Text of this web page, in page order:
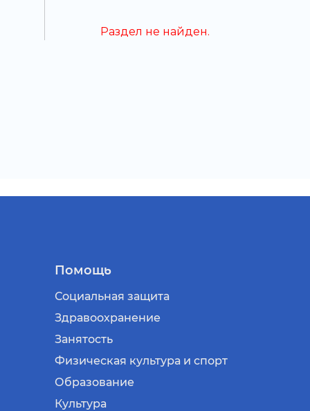
Раздел не найден.
Помощь
Социальная защита
Здравоохранение
Занятость
Физическая культура и спорт
Образование
Культура